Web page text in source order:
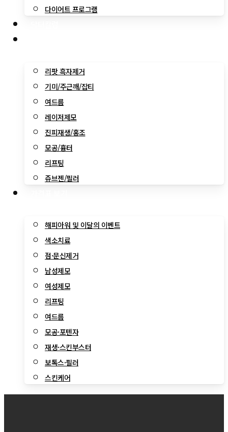
다이어트 프로그램
리팟 흑자제거
기미/주근깨/잡티
여드름
레이저제모
진피재생/홍조
모공/흉터
리프팅
쥬브젠/필러
해피아워 및 이달의 이벤트
색소치료
점·문신제거
남성제모
여성제모
리프팅
여드름
모공·포텐자
재생·스킨부스터
보톡스·필러
스킨케어